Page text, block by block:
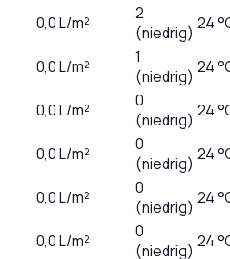
0,0L/m²
2
(niedrig) 24
0,0L/m²
1
(niedrig) 24
0,0L/m²
0
(niedrig) 24
0,0L/m²
0
(niedrig) 24
0,0L/m²
0
(niedrig) 24
0,0L/m²
0
(niedrig) 24